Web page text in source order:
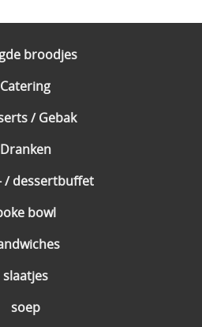
broodjes
Catering
/ Gebak
Dranken
/ dessertbuffet
bowl
slaatjes
soep